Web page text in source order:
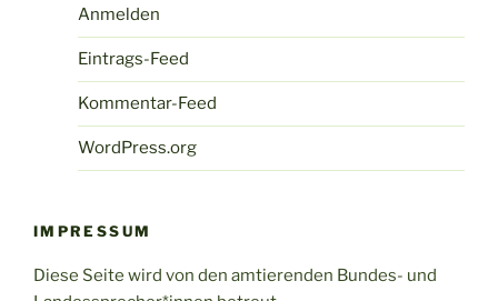
Anmelden
Eintrags-Feed
Kommentar-Feed
WordPress.org
IMPRESSUM
Diese Seite wird von den amtierenden Bundes- und